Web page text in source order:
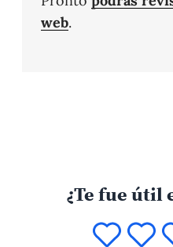
web.
¿Te fue útil